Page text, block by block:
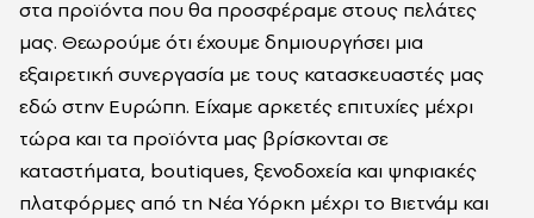
στα προϊόντα που θα προσφέραμε στους πελάτες
μας. Θεωρούμε ότι έχουμε δημιουργήσει μια
εξαιρετική συνεργασία με τους κατασκευαστές μας
εδώ στην Ευρώπη. Είχαμε αρκετές επιτυχίες μέχρι
τώρα και τα προϊόντα μας βρίσκονται σε
καταστήματα, boutiques, ξενοδοχεία και ψηφιακές
πλατφόρμες από τη Νέα Υόρκη μέχρι το Βιετνάμ και